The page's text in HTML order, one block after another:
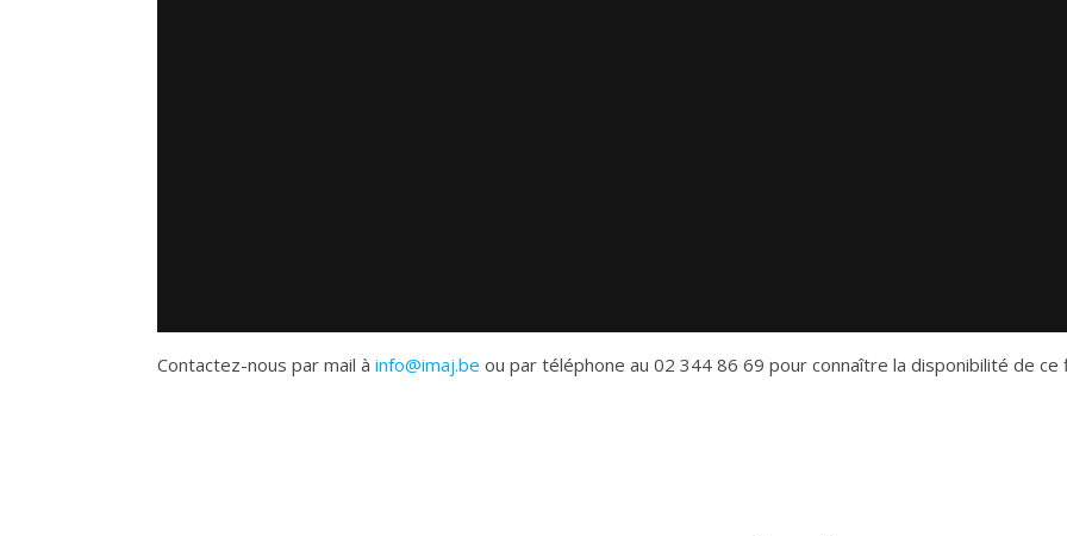
Contactez-nous par mail à info@imaj.be ou par téléphone au 02 344 86 69 pour connaître la disponibilité de ce